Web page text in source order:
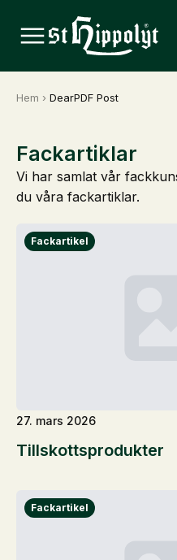
Hem › DearPDF Post
Fackartiklar
Vi har samlat vår
du våra fackartiklar.
Tillskottsprodukter
27. mars 2026